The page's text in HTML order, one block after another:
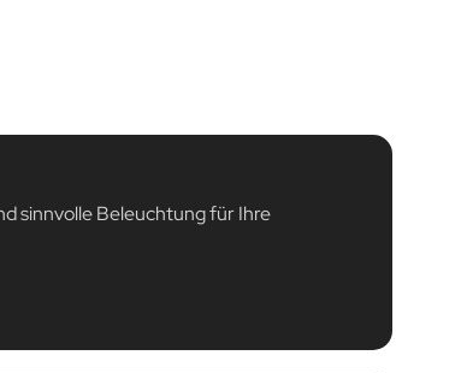
sinnvolle Beleuchtung für Ihre